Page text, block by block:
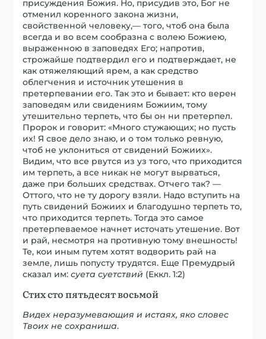
присуждения Божия. Но, присудив это, Бог не
отменил коренного закона жизни,
свойственной человеку,— того, чтоб она была
всегда и во всем сообразна с волею Божиею,
выраженною в заповедях Его; напротив,
строжайше подтвердил его и подтверждает, не
как отяжеляющий ярем, а как средство
облегчения и источник утешения в
претерпевании его. Так это и бывает: кто верен
заповедям или свидениям Божиим, тому
утешительно терпеть, что бы он ни претерпел.
Пророк и говорит: «Много стужающих; но пусть
их! Я свое дело знаю, и о том только ревную,
чтоб не уклониться от свидений Божиих».
Видим, что все рвутся из уз того, что приходится
им терпеть, а все никак не могут вырваться,
даже при больших средствах. Отчего так? —
Оттого, что не ту дорогу взяли. Надо вступить на
путь свидений Божиих и благодушно терпеть то,
что приходится терпеть. Тогда это самое
претерпеваемое начнет источать утешение. Вот
и рай, несмотря на противную тому внешность!
Те, кои иным путем хотят водворить рай на
земле, лишь попусту трудятся. Еще Премудрый
сказал им:суета суетствий (Еккл. 1:2)
Стих сто пятьдесят восьмой
Видеx неразумевающия и истаях, яко словес
Твоих не сохраниша.